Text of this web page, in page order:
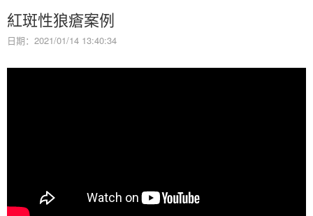
紅斑性狼瘡案例
日期：2021/01/14 13:40:34